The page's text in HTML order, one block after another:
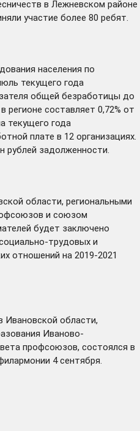
в Лежневском районе
участие более 80 ребят.
населения по
текущего года
общей безработицы до
регионе составляет 0,72% от
текущего года
плате в 12 организациях.
рублей задолженности.
области, региональными
и союзом
будет заключено
трудовых и
отношений на 2019-2021
области,
Иваново-
профсоюзов, состоялся в
4 сентября.